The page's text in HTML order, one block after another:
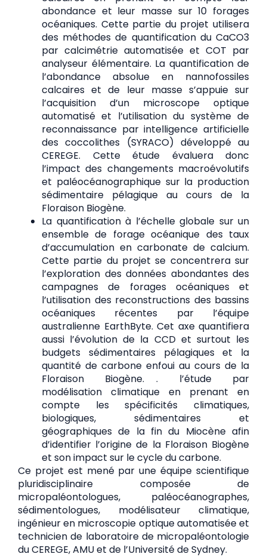
abondance et leur masse sur 10 forages
océaniques. Cette partie du projet utilisera
des méthodes de quantification du CaCO3
par calcimétrie automatisée et COT par
analyseur élémentaire. La quantification de
l’abondance absolue en nannofossiles
calcaires et de leur masse s’appuie sur
l’acquisition d’un microscope optique
automatisé et l’utilisation du système de
reconnaissance par intelligence artificielle
des coccolithes (SYRACO) développé au
CEREGE. Cette étude évaluera donc
l’impact des changements macroévolutifs
et paléocéanographique sur la production
sédimentaire pélagique au cours de la
Floraison Biogène.
La quantification à l’échelle globale sur un
ensemble de forage océanique des taux
d’accumulation en carbonate de calcium.
Cette partie du projet se concentrera sur
l’exploration des données abondantes des
campagnes de forages océaniques et
l’utilisation des reconstructions des bassins
océaniques récentes par l’équipe
australienne EarthByte. Cet axe quantifiera
aussi l’évolution de la CCD et surtout les
budgets sédimentaires pélagiques et la
quantité de carbone enfoui au cours de la
Floraison Biogène. . l’étude par
modélisation climatique en prenant en
compte les spécificités climatiques,
biologiques, sédimentaires et
géographiques de la fin du Miocène afin
d’identifier l’origine de la Floraison Biogène
et son impact sur le cycle du carbone.
Ce projet est mené par une équipe scientifique
pluridisciplinaire composée de
micropaléontologues, paléocéanographes,
sédimentologues, modélisateur climatique,
ingénieur en microscopie optique automatisée et
technicien de laboratoire de micropaléontologie
du CEREGE, AMU et de l’Université de Sydney.